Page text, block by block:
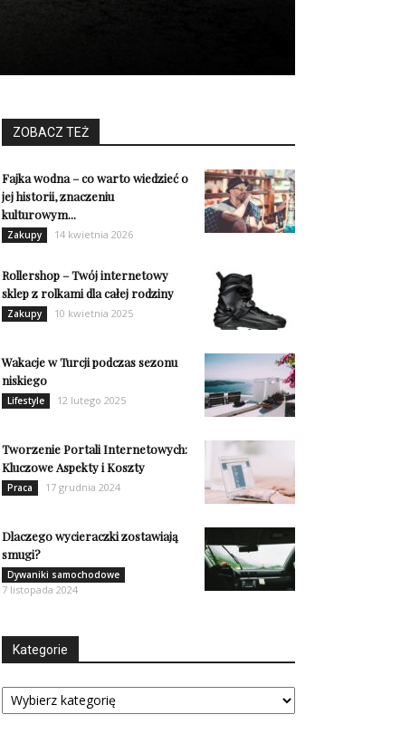
ZOBACZ TEŻ
Fajka wodna – co warto wiedzieć o
jej historii, znaczeniu
kulturowym...
Zakupy 14 kwietnia 2026
Rollershop – Twój internetowy
sklep z rolkami dla całej rodziny
Zakupy 10 kwietnia 2025
Wakacje w Turcji podczas sezonu
niskiego
Lifestyle 12 lutego 2025
Tworzenie Portali Internetowych:
Kluczowe Aspekty i Koszty
Praca 17 grudnia 2024
Dlaczego wycieraczki zostawiają
smugi?
Dywaniki samochodowe
7 listopada 2024
Kategorie
Kategorie